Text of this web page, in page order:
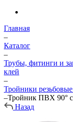
Главная
–
Каталог
–
Трубы, фитинги и
клей
–
Тройники
–Тройник ПВХ 90° с
Назад